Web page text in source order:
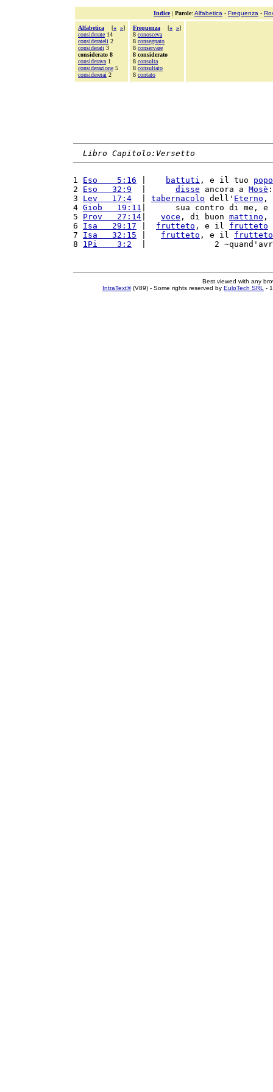
Indice| Parole: Alfabetica - Frequenza -
Alfabetica [« »]
considerate 14
considerateli 2
considerati 3
considerato 8
considerava 1
considerazione 5
considererai 2
Frequenza [« »]
8 conosceva
8 consegnato
8 conservare
8 considerato
8 consulta
8 consultato
8 contato
Libro Capitolo:Versetto
1 Eso    5:16 battuti , e il tuo
2 Eso   32:9 disse ancora a Mosè
3 Lev   17:4 tabernacolo dell' Eterno ,
4 Giob   19:11 |      sua contro di me, e
5 Prov   27:14 voce , di buon mattino ,
6 Isa   29:17 frutteto , e il frutteto
7 Isa   32:15 frutteto , e il frutteto
8 1Pi    3:2
|              2
Best viewed with any
IntraText®(V89) - Some rights reserved by EuloTech SRL -